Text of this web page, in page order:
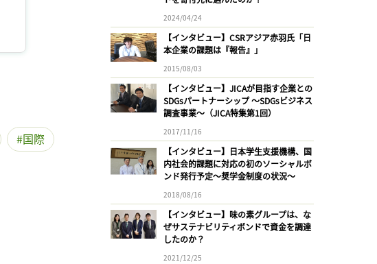
国際
2024/04/24
【インタビュー】CSRアジア赤羽氏「日
本企業の課題は『報告』」
2015/08/03
【インタビュー】JICAが目指す企業との
SDGsパートナーシップ 〜SDGsビジネス
調査事業〜（JICA特集第1回）
2017/11/16
【インタビュー】日本学生支援機構、国
内社会的課題に対応の初のソーシャルボ
ンド発行予定〜奨学金制度の状況〜
2018/08/16
【インタビュー】味の素グループは、な
ぜサステナビリティボンドで資金を調達
したのか？
2021/12/25